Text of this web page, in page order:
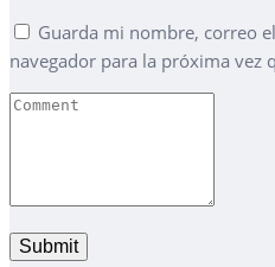
Guarda mi nombre, correo
navegador para la próxima vez